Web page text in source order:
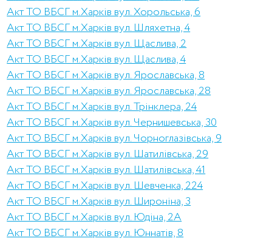
Акт ТО ВБСГ м.Харків вул. Хорольська, 6
Акт ТО ВБСГ м.Харків вул. Шляхетна, 4
Акт ТО ВБСГ м.Харків вул. Щаслива, 2
Акт ТО ВБСГ м.Харків вул. Щаслива, 4
Акт ТО ВБСГ м.Харків вул. Ярославська, 8
Акт ТО ВБСГ м.Харків вул. Ярославська, 28
Акт ТО ВБСГ м.Харків вул. Трінклера, 24
Акт ТО ВБСГ м.Харків вул. Чернишевська, 30
Акт ТО ВБСГ м.Харків вул. Чорноглазівська, 9
Акт ТО ВБСГ м.Харків вул. Шатилівська, 29
Акт ТО ВБСГ м.Харків вул. Шатилівська, 41
Акт ТО ВБСГ м.Харків вул. Шевченка, 224
Акт ТО ВБСГ м.Харків вул. Широніна, 3
Акт ТО ВБСГ м.Харків вул. Юдіна, 2А
Акт ТО ВБСГ м.Харків вул. Юннатів, 8